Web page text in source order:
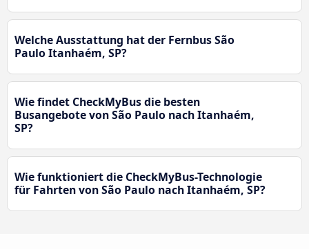
Welche Ausstattung hat der Fernbus São
Paulo Itanhaém, SP?
Wie findet CheckMyBus die besten
Busangebote von São Paulo nach Itanhaém,
SP?
Wie funktioniert die CheckMyBus-Technologie
für Fahrten von São Paulo nach Itanhaém, SP?